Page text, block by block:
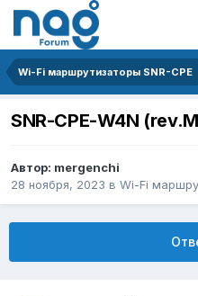
Wi-Fi маршрутизаторы SNR-CPE
SNR-CPE-W4N
Автор: mergenchi
28 ноября, 2023 в Wi-Fi